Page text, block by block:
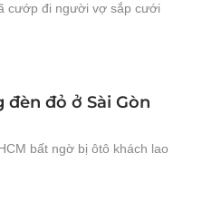
cướp đi người vợ sắp cưới
đỏ ở Sài Gòn
bất ngờ bị ôtô khách lao